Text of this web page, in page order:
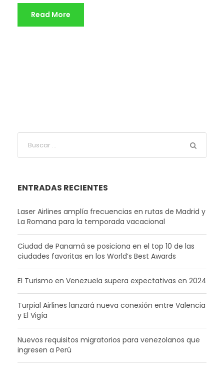
Read More
ENTRADAS RECIENTES
Laser Airlines amplía frecuencias en rutas de Madrid y
La Romana para la temporada vacacional
Ciudad de Panamá se posiciona en el top 10 de las
ciudades favoritas en los World’s Best Awards
El Turismo en Venezuela supera expectativas en 2024
Turpial Airlines lanzará nueva conexión entre Valencia
y El Vigía
Nuevos requisitos migratorios para venezolanos que
ingresen a Perú